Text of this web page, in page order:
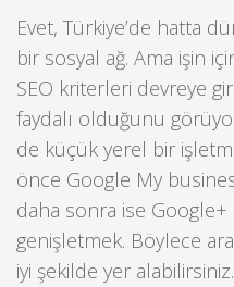
Evet, Türkiye’de hatta
bir sosyal ağ. Ama işin
SEO kriterleri devreye
faydalı olduğunu
de küçük yerel bir
önce Google My
daha sonra ise Google+
genişletmek. Böylece
iyi şekilde yer alabilirsiniz.